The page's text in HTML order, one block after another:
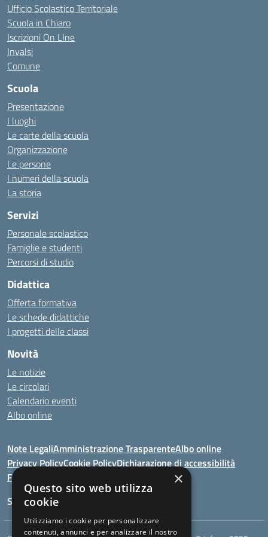
Ufficio Scolastico Territoriale
Scuola in Chiaro
Iscrizioni On LIne
Invalsi
Comune
Scuola
Presentazione
I luoghi
Le carte della scuola
Organizzazione
Le persone
I numeri della scuola
La storia
Servizi
Personale scolastico
Famiglie e studenti
Percorsi di studio
Didattica
Offerta formativa
Le schede didattiche
I progetti delle classi
Novità
Le notizie
Le circolari
Calendario eventi
Albo online
Note LegaliAmministrazione TrasparenteAlbo online
Privacy PolicyCookie PolicyDichiarazione di accessibilità
Feedback
Seguici su:
×
Questo sito web utilizza
cookie
Utilizziamo i cookie per personalizzare
contenuti, annunci e per analizzare il nostro